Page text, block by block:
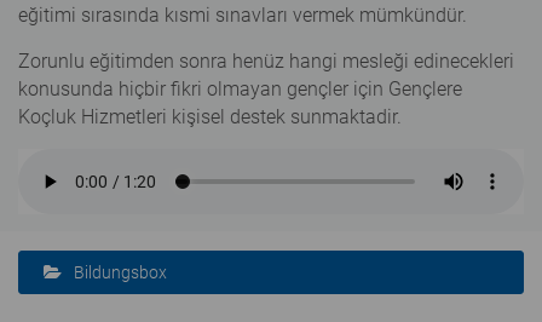
eğitimi sırasında kısmi sınavları vermek mümkündür.
Zorunlu eğitimden sonra henüz hangi mesleği edinecekleri
konusunda hiçbir fikri olmayan gençler için Gençlere
Koçluk Hizmetleri kişisel destek sunmaktadir.
Bildungsbox